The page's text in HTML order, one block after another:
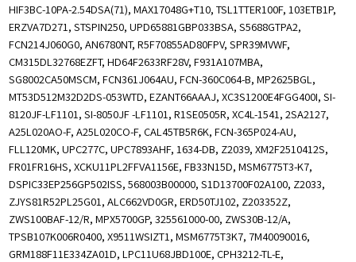
HIF3BC-10PA-2.54DSA(71), MAX17048G+T10, TSL1TTER100F, 103ETB1P,
ERZVA7D271, STSPIN250, UPD65881GBP033BSA, S5688GTPA2,
FCN214J060G0, AN6780NT, R5F70855AD80FPV, SPR39MVWF,
CM315DL32768EZFT, HD64F2633RF28V, F931A107MBA,
SG8002CA50MSCM, FCN361J064AU, FCN-360C064-B, MP2625BGL,
MT53D512M32D2DS-053WTD, EZANT66AAAJ, XC3S1200E4FGG400I, SI-
8120JF-LF1101, SI-8050JF -LF1101, R1SE0505R, XC4L-1541, 2SA2127,
A25L020AO-F, A25L020CO-F, CAL45TB5R6K, FCN-365P024-AU,
FLL120MK, UPC277C, UPC7893AHF, 1634-DB, Z2039, XM2F2510412S,
FR01FR16HS, XCKU11PL2FFVA1156E, FB33N15D, MSM6775T3-K7,
DSPIC33EP256GP502ISS, 568003B00000, S1D13700F02A100, Z2033,
ZJYS81R52PL25G01, ALC662VD0GR, ERD50TJ102, Z203352Z,
ZWS100BAF-12/R, MPX5700GP, 325561000-00, ZWS30B-12/A,
TPSB107K006R0400, X9511WSIZT1, MSM6775T3K7, 7M40090016,
GRM188F11E334ZA01D, LPC11U68JBD100E, CPH3212-TL-E,